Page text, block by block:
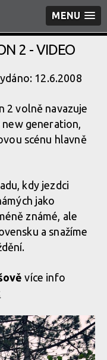
MENU
2 - VIDEO
12.6.2008
2 volně navazuje
generation,
scénu hlavně
kdy jezdci
jako
známé, ale
a snažíme
více info